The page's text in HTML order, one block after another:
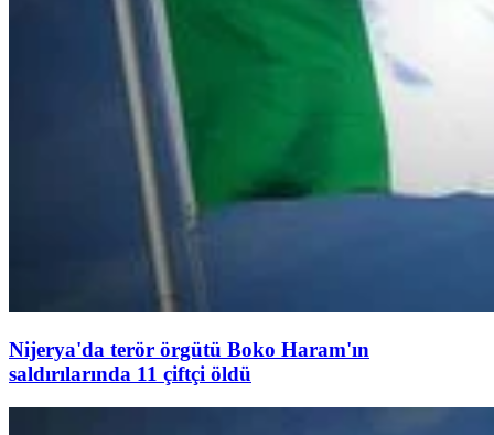
Nijerya'da terör örgütü Boko Haram'ın
saldırılarında 11 çiftçi öldü